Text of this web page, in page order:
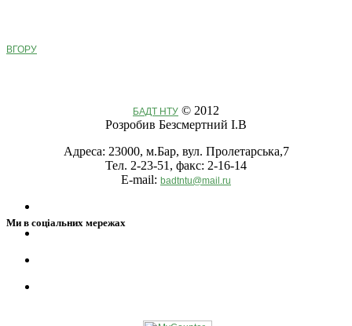
ВГОРУ
БАДТ НТУ © 2012
Розробив Безсмертний І.В
Адреса: 23000, м.Бар, вул. Пролетарська,7
Тел. 2-23-51, факс: 2-16-14
E-mail: badtntu@mail.ru
Ми в соціальних мережах